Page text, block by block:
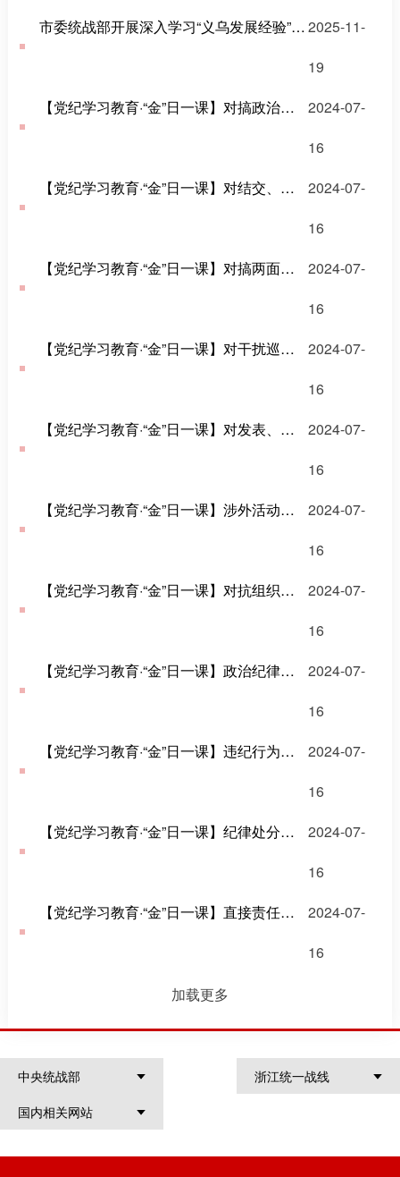
市委统战部开展深入学习“义乌发展经验”主题党日活动2025-11-
19
【党纪学习教育·“金”日一课】对搞政治攀附的处分规定有哪些？
2024-07-
16
【党纪学习教育·“金”日一课】对结交、充当政治骗子的处分规定有哪些？
2024-07-
16
【党纪学习教育·“金”日一课】对搞两面派、做两面人的处分规定有哪些？
2024-07-
16
【党纪学习教育·“金”日一课】对干扰巡视巡察工作的处分规定有哪些？
2024-07-
16
【党纪学习教育·“金”日一课】对发表、传播有严重政治问题言论的处分规定有哪些？
2024-07-
16
【党纪学习教育·“金”日一课】涉外活动中要避免哪些有政治问题的言行？
2024-07-
16
【党纪学习教育·“金”日一课】对抗组织审查行为的处分规定
2024-07-
16
【党纪学习教育·“金”日一课】政治纪律是什么，违反政治纪律的行为有哪些?
2024-07-
16
【党纪学习教育·“金”日一课】违纪行为所获的利益如何处理?
2024-07-
16
【党纪学习教育·“金”日一课】纪律处分条例中的“主动交代”指什么?
2024-07-
16
【党纪学习教育·“金”日一课】直接责任、主要领导责任、重要领导责任如何区分？
2024-07-
16
加载更多
中央统战部
浙江统一战线
国内相关网站